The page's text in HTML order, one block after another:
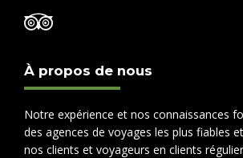
À propos de nous
Notre expérience et nos connaissances
des agences de voyages les plus fiables
nos clients et voyageurs en clients